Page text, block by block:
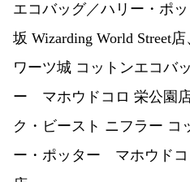
エコバッグ／ハリー・ポ
坂 Wizarding World Street
ワーツ城 コットンエコバ
ー マホウドコロ 栄公園
ク・ビースト ニフラー コ
ー・ポッター マホウド